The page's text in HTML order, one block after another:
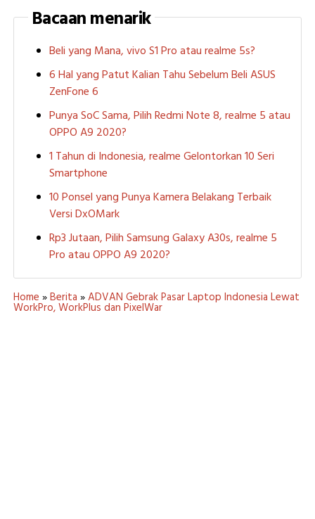
Bacaan menarik
Beli yang Mana, vivo S1 Pro atau realme 5s?
6 Hal yang Patut Kalian Tahu Sebelum Beli ASUS
ZenFone 6
Punya SoC Sama, Pilih Redmi Note 8, realme 5 atau
OPPO A9 2020?
1 Tahun di Indonesia, realme Gelontorkan 10 Seri
Smartphone
10 Ponsel yang Punya Kamera Belakang Terbaik
Versi DxOMark
Rp3 Jutaan, Pilih Samsung Galaxy A30s, realme 5
Pro atau OPPO A9 2020?
Home »Berita »ADVAN Gebrak Pasar Laptop Indonesia Lewat
WorkPro, WorkPlus dan PixelWar